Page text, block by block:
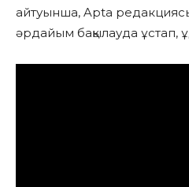
айтуынша, Apta
әрдайым бақылауда